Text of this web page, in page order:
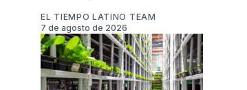
EL TIEMPO LATINO TEAM
7 de agosto de 2026